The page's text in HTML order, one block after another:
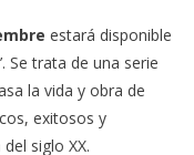
estará disponible
Se trata de una serie
la vida y obra de
exitosos y
siglo XX.